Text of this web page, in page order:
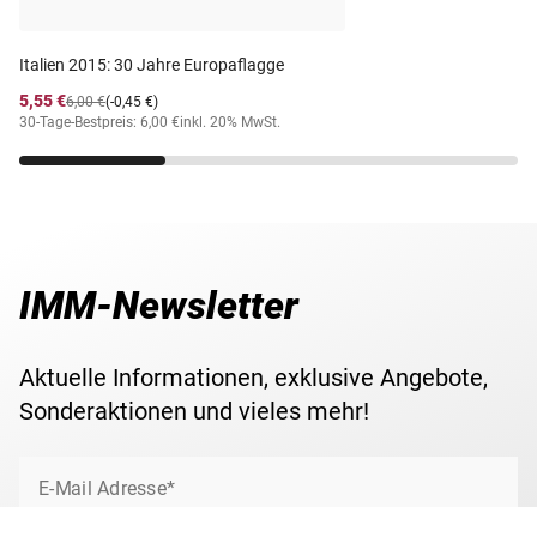
Ochse" verausgabt.
Ihre 2-Euro-Gedenkmünze erhalten Sie in einer
komfortable und sichere Verwahrung Ihrer
Maße
Gewicht
Italien 2015: 30 Jahre Europaflagge
5,55 €
(-0,45 €)
6,00 €
30-Tage-Bestpreis: 6,00 €inkl. 20% MwSt.
IMM-Newsletter
Aktuelle Informationen, exklusive Angebote,
Sonderaktionen und vieles mehr!
E-Mail Adresse*